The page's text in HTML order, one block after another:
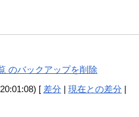
のバックアップを削除
[ 差分 |現在との差分 |